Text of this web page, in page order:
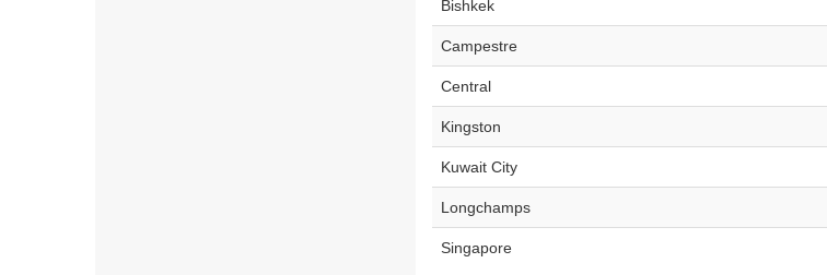
Bishkek
Campestre
Central
Kingston
Kuwait City
Longchamps
Singapore